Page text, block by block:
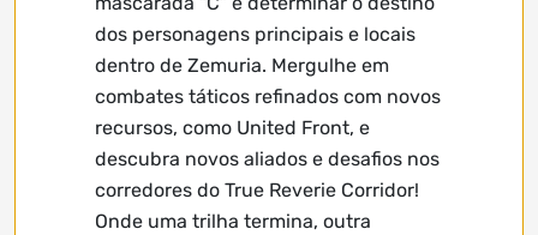
dos personagens principais e locais
dentro de Zemuria. Mergulhe em
combates táticos refinados com novos
recursos, como United Front, e
descubra novos aliados e desafios nos
corredores do True Reverie Corridor!
Onde uma trilha termina, outra